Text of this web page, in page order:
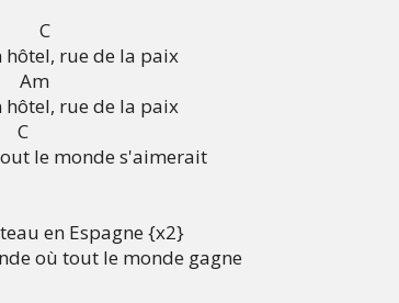
C
rue de la paix
Am
rue de la paix
C
le monde s'aimerait
en Espagne {x2}
où tout le monde gagne